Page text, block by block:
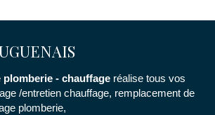
plomberie - chauffage réalise tous vos
/entretien chauffage, remplacement de
plomberie,